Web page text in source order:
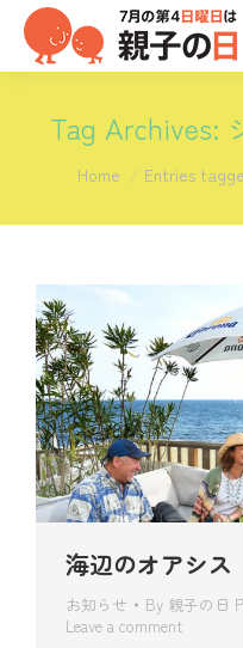
Tag Archives:
You are here:
Home Entries
海辺のオアシス
お知らせ By 親子の日
Leave a comment